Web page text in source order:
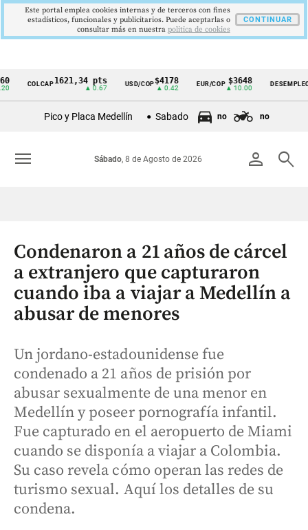
Cintillo
Colombia
COLCAP1621,34 pts USD/COP$4178
▲ 0.42
EUR/COP $3648
▲ 10.00
DESEMPLEO9,9
▼
Pico y Placa Medellín Sabado no no
person search
Sábado, 8 de Agosto de 2026
menu
Condenaron a 21 años de cárcel
a extranjero que capturaron
cuando iba a viajar a Medellín a
abusar de menores
Un jordano-estadounidense fue
condenado a 21 años de prisión por
abusar sexualmente de una menor en
Medellín y poseer pornografía infantil.
Fue capturado en el aeropuerto de Miami
cuando se disponía a viajar a Colombia.
Su caso revela cómo operan las redes de
turismo sexual. Aquí los detalles de su
condena.
Este portal emplea cookies internas y de terceros con fines
estadísticos, funcionales y publicitarios. Puede aceptarlas o
consultar más en nuestra politica de cookies
CONTINUAR